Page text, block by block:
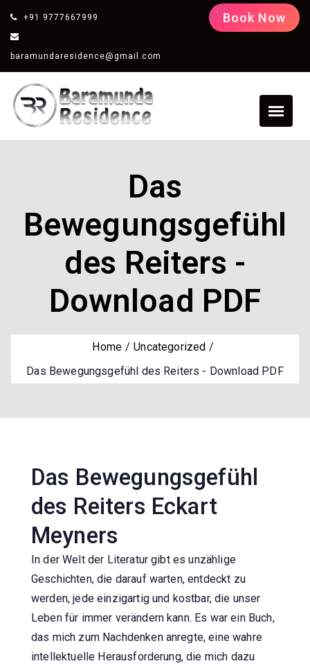
+91 9777667999
baramundaresidence@gmail.com
Book Now
Das
Bewegungsgefühl
des Reiters -
Download PDF
Home
Uncategorized
Das Bewegungsgefühl des Reiters - Download PDF
Das Bewegungsgefühl
des Reiters Eckart
Meyners
In der Welt der Literatur gibt es unzählige
Geschichten, die darauf warten, entdeckt zu
werden, jede einzigartig und kostbar, die unser
Leben für immer verändern kann. Es war ein Buch,
das mich zum Nachdenken anregte, eine wahre
intellektuelle Herausforderung, die mich dazu